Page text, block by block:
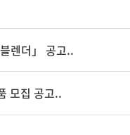
렌더」 공고..
모집 공고..